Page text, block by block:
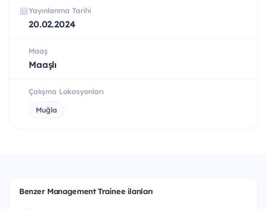
Yayınlanma Tarihi
20.02.2024
Maaş
Maaşlı
Çalışma Lokasyonları
Muğla
Benzer Management Trainee ilanları